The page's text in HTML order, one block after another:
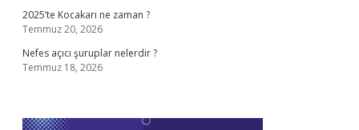
2025’te Kocakarı ne zaman ?
Temmuz 20, 2026
Nefes açıcı şuruplar nelerdir ?
Temmuz 18, 2026